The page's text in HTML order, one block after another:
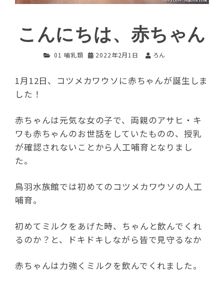
こんにちは、赤ちゃん
01 哺乳類 2022年2月1日 ろん
1月12日、コツメカワウソに赤ちゃんが誕生しま
した！
赤ちゃんは元気な女の子で、両親のアサヒ・キ
ワも赤ちゃんのお世話をしていたものの、授乳
が確認されないことから人工哺育となりまし
た。
鳥羽水族館では初めてのコツメカワウソの人工
哺育。
初めてミルクをあげた時、ちゃんと飲んでくれ
るのか？と、ドキドキしながら皆で見守るなか
赤ちゃんは力強くミルクを飲んでくれました。